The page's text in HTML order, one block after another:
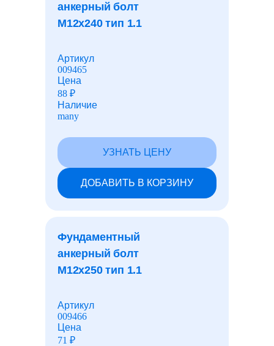
Газонные ограждения
Швеллеры
Гасители вибрации
Люки и дождеприемники
Чугун
Резинотехнические изделия
Алюминиевый прокат
анкерный болт
М12x240 тип 1.1
Артикул
009465
Цена
88 ₽
Наличие
many
УЗНАТЬ ЦЕНУ
ДОБАВИТЬ В КОРЗИНУ
Фундаментный
анкерный болт
М12x250 тип 1.1
Артикул
009466
Цена
71 ₽